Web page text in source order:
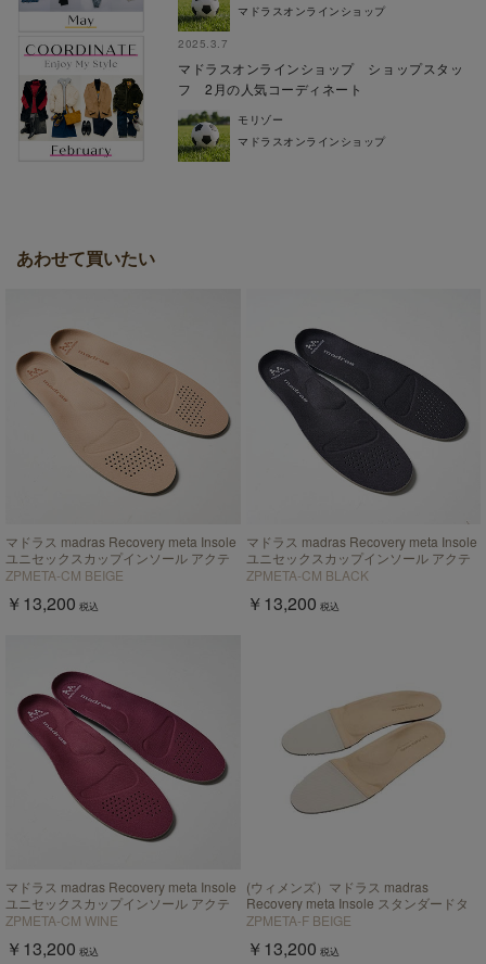
マドラスオンラインショップ
2025.3.7
マドラスオンラインショップ ショップスタッ
フ 2月の人気コーディネート
モリゾー
マドラスオンラインショップ
あわせて買いたい
マドラス madras Recovery meta Insole
ユニセックスカップインソール アクテ
ィブタイプ【返品不可商品】
ZPMETA-CM BEIGE
￥13,200 税込
マドラス madras Recovery meta Insole
ユニセックスカップインソール アクテ
ィブタイプ【返品不可商品】
ZPMETA-CM BLACK
￥13,200 税込
マドラス madras Recovery meta Insole
ユニセックスカップインソール アクテ
ィブタイプ【返品不可商品】
ZPMETA-CM WINE
￥13,200 税込
(ウィメンズ）マドラス madras
Recovery meta Insole スタンダードタ
イプ "歩行の質を上げる”【返品不可商
ZPMETA-F BEIGE
￥13,200 税込